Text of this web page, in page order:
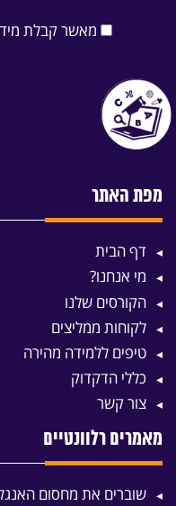
מאשר קבלת
מפת האתר
דף הבית
מי אנחנו?
הקורסים שלנו
לקוחות ממליצים
טיפים ללמידה מהירה
כללי הדקדוק
צור קשר
מאמרים רלוונטיים
שוברים את מחסום